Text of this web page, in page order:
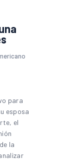
para
esposa
el
la